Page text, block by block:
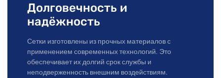
Долговечность и
надёжность
Сетки изготовлены из прочных материалов с
применением современных технологий. Это
обеспечивает их долгий срок службы и
неподверженность внешним воздействиям.